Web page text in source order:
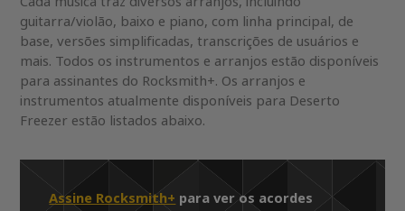
guitarra/violão, baixo e piano, com linha principal, de
base, versões simplificadas, transcrições de usuários e
mais. Todos os instrumentos e arranjos estão disponíveis
para assinantes do Rocksmith+. Os arranjos e
instrumentos atualmente disponíveis para Deserto
Freezer estão listados abaixo.
Assine Rocksmith+ para ver os acordes